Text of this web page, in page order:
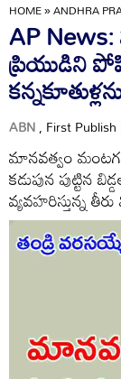
HOME»ANDHRA
AP
ప్రియుడిని
ABN, First
మానవత్వం
కడుపున పుట్టిన
వ్యవహరిస్తున్న